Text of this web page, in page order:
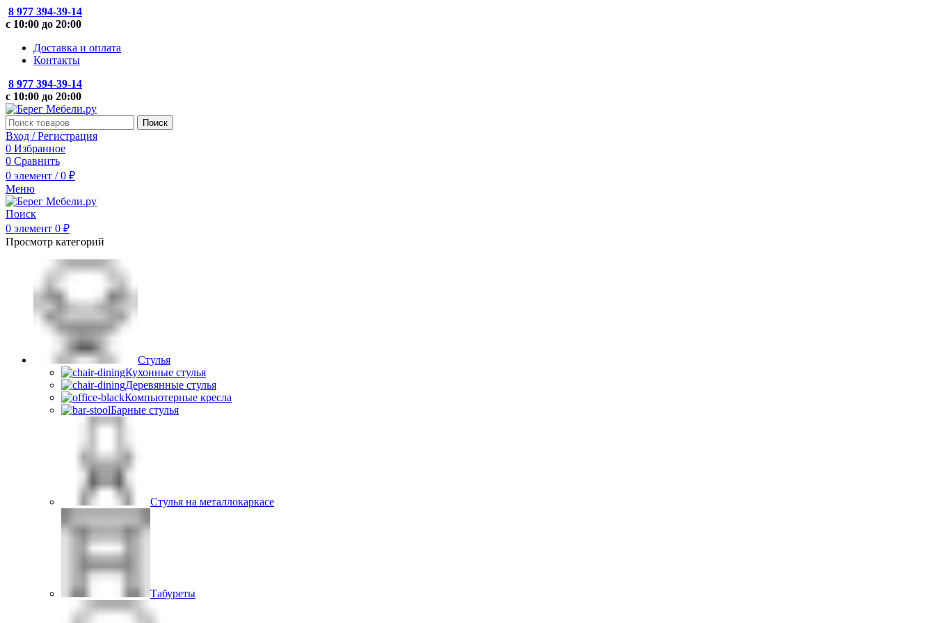
8 977 394-39-14
с 10:00 до 20:00
Доставка и оплата
Контакты
8 977 394-39-14
с 10:00 до 20:00
Поиск
Вход / Регистрация
0 Избранное
0 Сравнить
0 элемент / 0 ₽
Меню
Поиск
0 элемент 0 ₽
Просмотр категорий
Стулья
Кухонные стулья
Деревянные стулья
Компьютерные кресла
Барные стулья
Стулья на металлокаркасе
Табуреты